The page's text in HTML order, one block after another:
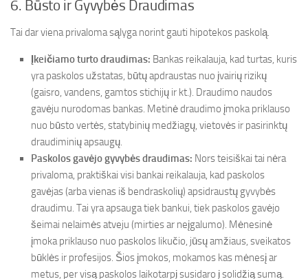
6. Būsto ir Gyvybės Draudimas
Tai dar viena privaloma sąlyga norint gauti hipotekos paskolą.
Įkeičiamo turto draudimas: Bankas reikalauja, kad turtas, kuris
yra paskolos užstatas, būtų apdraustas nuo įvairių rizikų
(gaisro, vandens, gamtos stichijų ir kt.). Draudimo naudos
gavėju nurodomas bankas. Metinė draudimo įmoka priklauso
nuo būsto vertės, statybinių medžiagų, vietovės ir pasirinktų
draudiminių apsaugų.
Paskolos gavėjo gyvybės draudimas: Nors teisiškai tai nėra
privaloma, praktiškai visi bankai reikalauja, kad paskolos
gavėjas (arba vienas iš bendraskolių) apsidraustų gyvybės
draudimu. Tai yra apsauga tiek bankui, tiek paskolos gavėjo
šeimai nelaimės atveju (mirties ar neįgalumo). Mėnesinė
įmoka priklauso nuo paskolos likučio, jūsų amžiaus, sveikatos
būklės ir profesijos. Šios įmokos, mokamos kas mėnesį ar
metus, per visą paskolos laikotarpį susidaro į solidžią sumą.